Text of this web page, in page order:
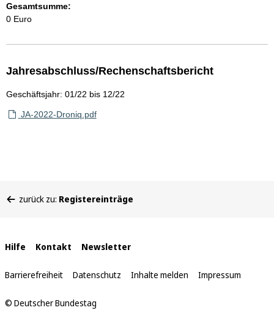
Gesamtsumme:
0 Euro
Jahresabschluss/Rechenschaftsbericht
Geschäftsjahr: 01/22 bis 12/22
JA-2022-Droniq.pdf
befinden
zurück zu: Registereinträge
Interne
Links
Hilfe Kontakt Newsletter
Barrierefreiheit Datenschutz Inhalte melden Impressum
© Deutscher Bundestag